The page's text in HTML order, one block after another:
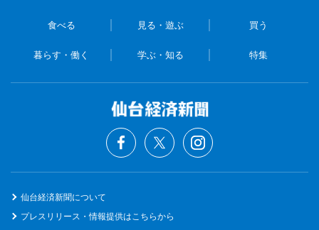
食べる 見る・遊ぶ 買う
暮らす・働く 学ぶ・知る 特集
仙台経済新聞について
プレスリリース・情報提供はこちらから